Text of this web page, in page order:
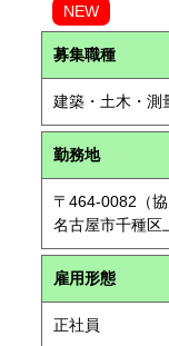
NEW
募集職種
建築・土木・測
勤務地
〒464-0082（協
名古屋市千種
雇用形態
正社員